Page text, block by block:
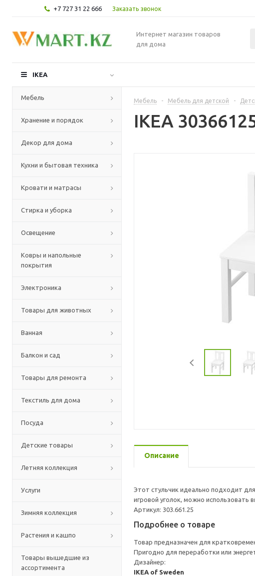
+7 727 31 22 666 Заказать звонок
Интернет магазин товаров
для дома
IKEA
Мебель
Хранение и порядок
Декор для дома
Кухни и бытовая техника
Кровати и матрасы
Стирка и уборка
Освещение
Ковры и напольные
покрытия
Электроника
Товары для животных
Ванная
Балкон и сад
Товары для ремонта
Текстиль для дома
Посуда
Детские товары
Летняя коллекция
Услуги
Зимняя коллекция
Растения и кашпо
Товары вышедшие из
ассортимента
Мебель - Мебель для детской -
IKEA
Описание
Этот стульчик идеально подходит
игровой уголок, можно использовать
Артикул: 303.661.25
Подробнее о товаре
Товар предназначен для
Пригодно для переработки или
Дизайнер:
IKEA of Sweden